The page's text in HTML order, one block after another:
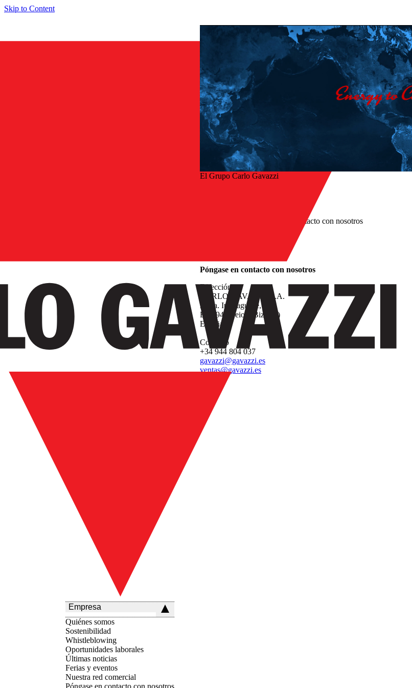
Skip to Content
Empresa
Quiénes somos
Sostenibilidad
Whistleblowing
Oportunidades laborales
Últimas noticias
Ferias y eventos
Nuestra red comercial
Póngase en contacto con nosotros
El Grupo Carlo Gavazzi
Póngase en contacto con nosotros
Póngase en contacto con nosotros
Dirección
CARLO GAVAZZI, S.A.
Avda. Iparraguirre, 80
E-48940 Leioa (Bizkaia)
España
Contacto
+34 944 804 037
gavazzi@gavazzi.es
ventas@gavazzi.es